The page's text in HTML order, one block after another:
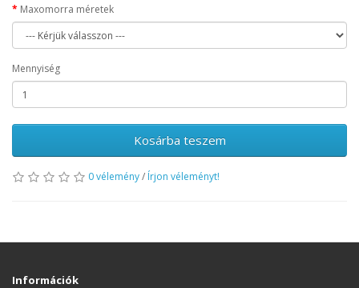
Maxomorra méretek
Mennyiség
Kosárba teszem
0 vélemény/ Írjon véleményt!
Információk